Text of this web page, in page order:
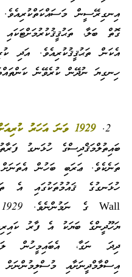
އިނގިރޭސީން
ގޮތް ބަލާ،
އެކަން ތަޙުޤީޤުކުރިއެވެ. އަދި
ހިނގިޔަ ނުދޭން ކުރެވޭނެ
1929 ވަނަ އަހަރު ކުރިއަށް ގެންދެވުނު حَرَكَةُ البُرَاق
ބައިތުލްމަޤްދިސްގެ ހުޅަނގު
ތަނެކެވެ. ޢަރަބި ބަހުން އެތަނަށް
ޔަހޫދީންގެ ބަޔަކު އެ ފާރު
އިސްލާމްދީނަށާއި